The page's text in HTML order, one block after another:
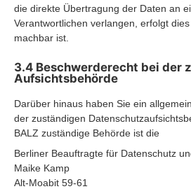
die direkte Übertragung der Daten an
Verantwortlichen verlangen, erfolgt
machbar ist.
3.4 Beschwerderecht bei der
Aufsichtsbehörde
Darüber hinaus haben Sie ein
der zuständigen
BALZ zuständige Behörde ist die
Berliner Beauftragte für Datenschutz
Maike Kamp
Alt-Moabit 59-61